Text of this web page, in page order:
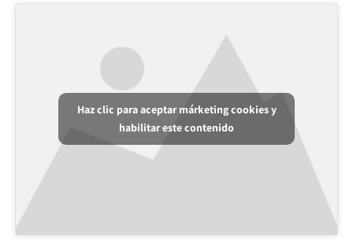
Haz clic para aceptar márketing cookies y
habilitar este contenido